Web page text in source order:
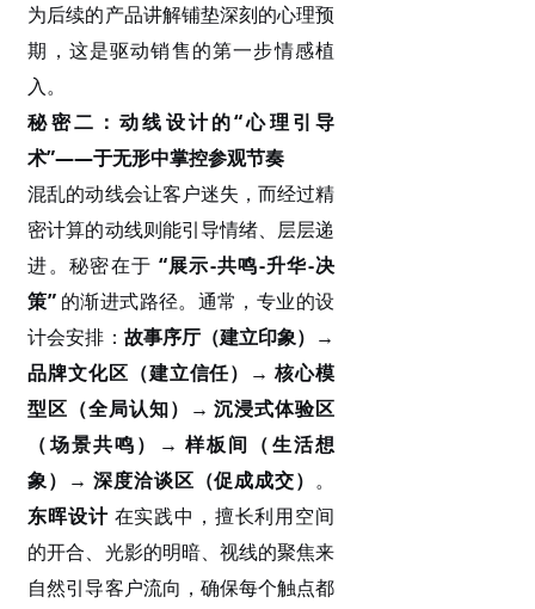
为后续的产品讲解铺垫深刻的心理预
期，这是驱动销售的第一步情感植
入。
秘密二：动线设计的“心理引导
术”——于无形中掌控参观节奏
混乱的动线会让客户迷失，而经过精
密计算的动线则能引导情绪、层层递
进。秘密在于 “展示-共鸣-升华-决
策”的渐进式路径。通常，专业的设
计会安排： 故事序厅（建立印象） →
品牌文化区（建立信任）→ 核心模
型区（全局认知）→ 沉浸式体验区
（场景共鸣）→ 样板间（生活想
象）→ 深度洽谈区（促成成交） 。
东晖设计在实践中，擅长利用空间
的开合、光影的明暗、视线的聚焦来
自然引导客户流向，确保每个触点都